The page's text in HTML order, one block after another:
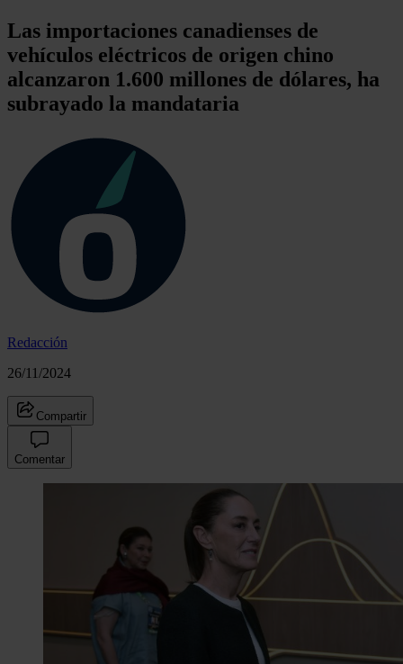
Las importaciones canadienses de
vehículos eléctricos de origen chino
alcanzaron 1.600 millones de dólares, ha
subrayado la mandataria
Redacción
26/11/2024
Compartir
Comentar